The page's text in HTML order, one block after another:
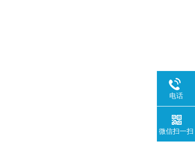
电话
微信扫一扫